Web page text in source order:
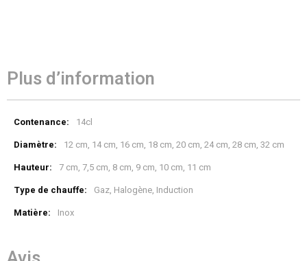
Plus d’information
d’information
14cl
12 cm, 14 cm, 16 cm, 18 cm, 20 cm, 24 cm, 28 cm, 32 cm
7 cm, 7,5 cm, 8 cm, 9 cm, 10 cm, 11 cm
Gaz, Halogène, Induction
Inox